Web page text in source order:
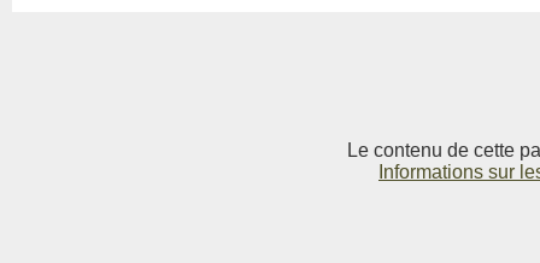
Le contenu de cette
Informations sur